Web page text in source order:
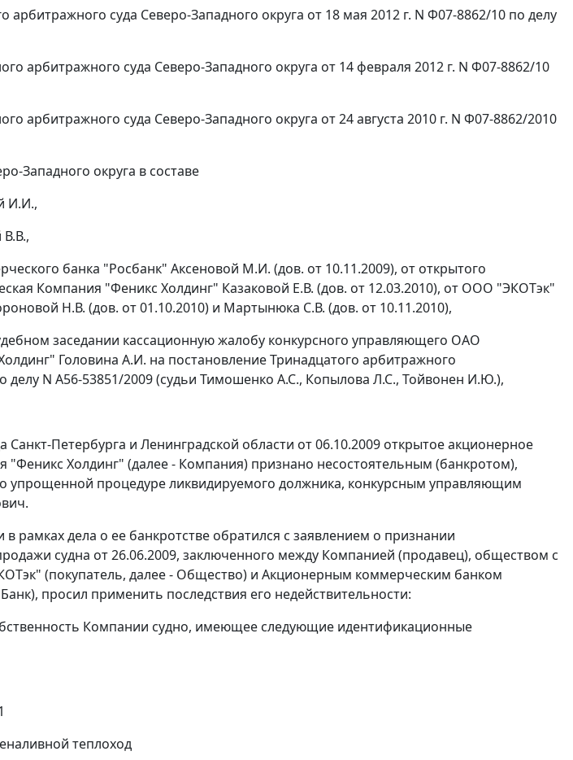
арбитражного суда Северо-Западного округа от 18 мая 2012 г. N Ф07-8862/10 по делу
арбитражного суда Северо-Западного округа от 14 февраля 2012 г. N Ф07-8862/10
арбитражного суда Северо-Западного округа от 24 августа 2010 г. N Ф07-8862/2010
Западного округа в составе
И.И.,
банка "Росбанк" Аксеновой М.И. (дов. от 10.11.2009), от открытого
Компания "Феникс Холдинг" Казаковой Е.В. (дов. от 12.03.2010), от ООО "ЭКОТэк"
Н.В. (дов. от 01.10.2010) и Мартынюка С.В. (дов. от 10.11.2010),
заседании кассационную жалобу конкурсного управляющего ОАО
Головина А.И. на постановление Тринадцатого арбитражного
делу N А56-53851/2009 (судьи Тимошенко А.С., Копылова Л.С., Тойвонен И.Ю.),
Петербурга и Ленинградской области от 06.10.2009 открытое акционерное
"Феникс Холдинг" (далее - Компания) признано несостоятельным (банкротом),
упрощенной процедуре ликвидируемого должника, конкурсным управляющим
дела о ее банкротстве обратился с заявлением о признании
судна от 26.06.2009, заключенного между Компанией (продавец), обществом с
(покупатель, далее - Общество) и Акционерным коммерческим банком
просил применить последствия его недействительности:
Компании судно, имеющее следующие идентификационные
теплоход